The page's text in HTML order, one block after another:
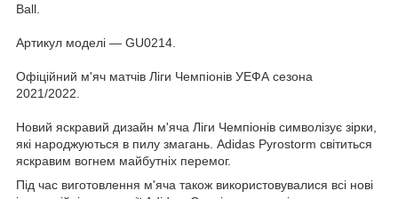
Ball.
Артикул моделі — GU0214.
Офіційний м'яч матчів Ліги Чемпіонів УЕФА сезона
2021/2022.
Новий яскравий дизайн м'яча Ліги Чемпіонів символізує зірки,
які народжуються в пилу змагань. Adidas Pyrostorm світиться
яскравим вогнем майбутніх перемог.
Під час виготовлення м'яча також використовувалися всі нові